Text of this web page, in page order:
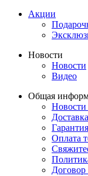
Акции
Новости
Новости
Видео
Общая
Доставка
Гарантия
Оплата